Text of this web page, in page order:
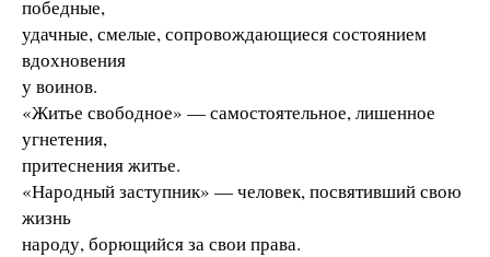
победные,
удачные, смелые, сопровождающиеся состоянием
вдохновения
у воинов.
«Житье свободное» — самостоятельное, лишенное
угнетения,
притеснения житье.
«Народный заступник» — человек, посвятивший свою
жизнь
народу, борющийся за свои права.